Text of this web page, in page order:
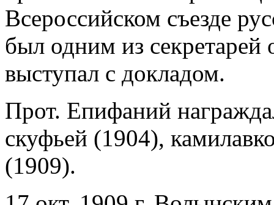
Всероссийском съезде
был одним из секретарей
выступал с докладом.
Прот. Епифаний
скуфьей (1904),
(1909).